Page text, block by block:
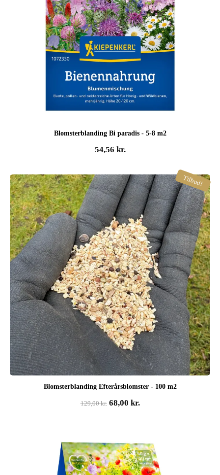
Blomsterblanding Bi paradis - 5-8 m2
54,56 kr.
Tilbud!
Blomsterblanding Efterårsblomster - 100 m2
129,00kr. Den
129,00 kr..
68,00 kr.Den
68,00 kr..